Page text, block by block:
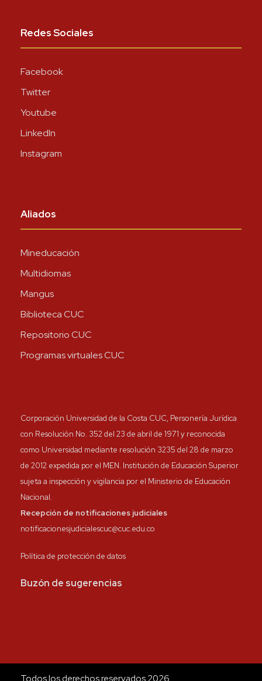
Redes Sociales
Facebook
Twitter
Youtube
LinkedIn
Instagram
Aliados
Mineducación
Multidiomas
Mangus
Biblioteca CUC
Repositorio CUC
Programas virtuales CUC
Corporación Universidad de la Costa CUC, Personería Jurídica
con Resolución No. 352 del 23 de abril de 1971 y reconocida
como Universidad mediante resolución 3235 del 28 de marzo
de 2012 expedida por el MEN. Institución de Educación Superior
sujeta a inspección y vigilancia por el Ministerio de Educación
Nacional.
Recepción de notificaciones judiciales
notificacionesjudicialescuc@cuc.edu.co
Política de protección de datos
Buzón de sugerencias